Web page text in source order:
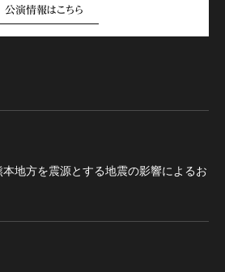
公演情報はこちら
本地方を震源とする地震の影響によるお